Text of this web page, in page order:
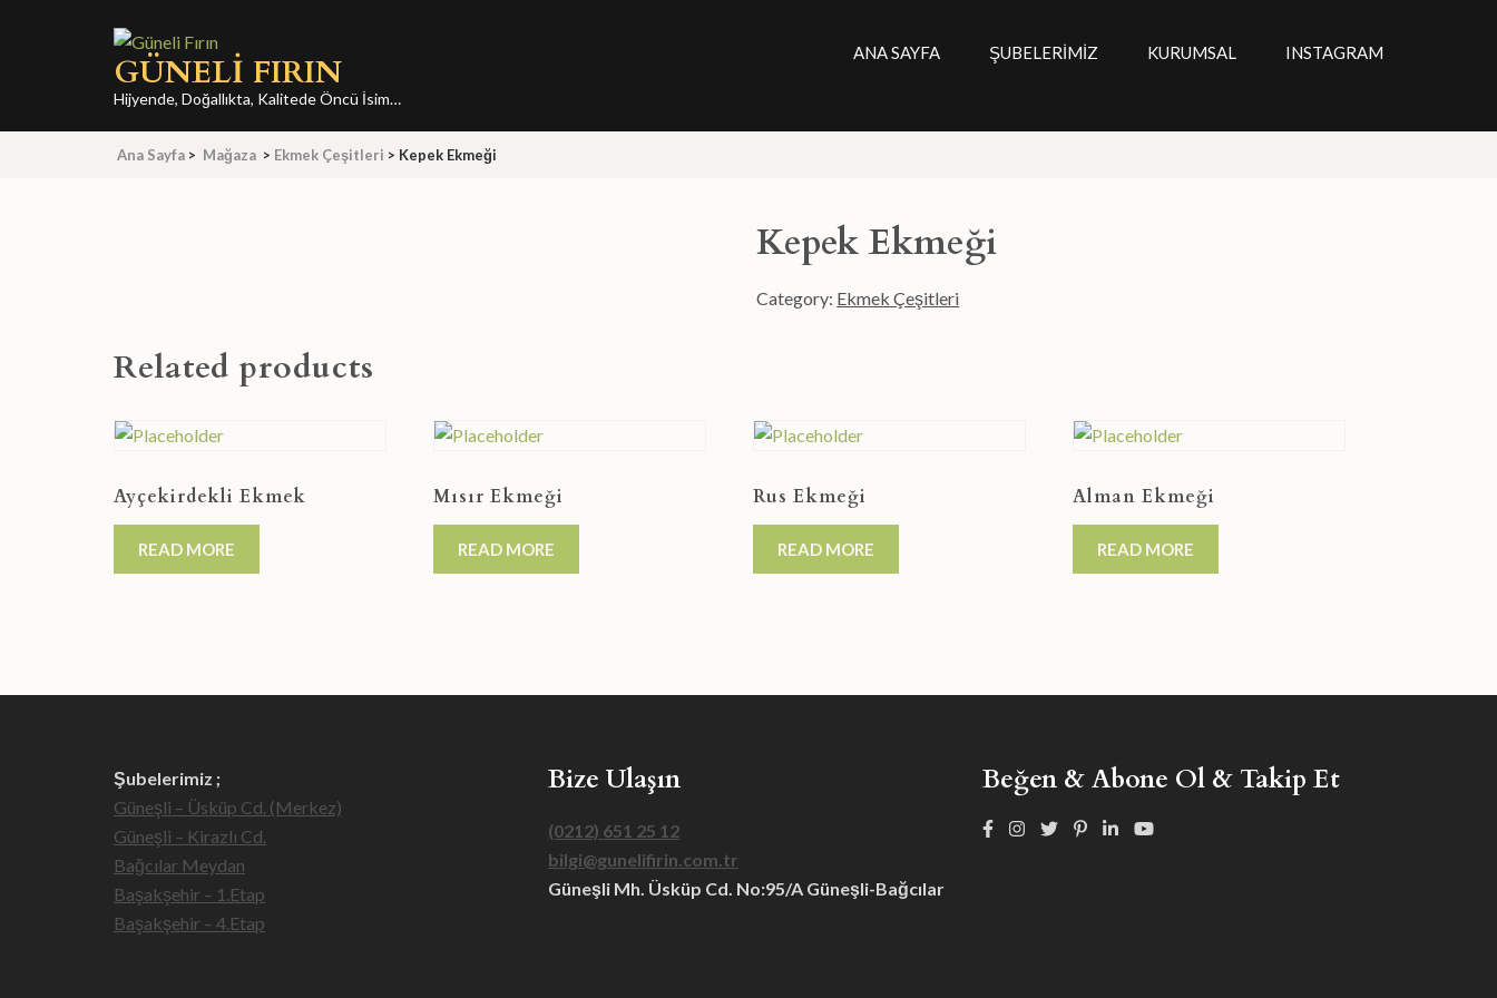
basın)
GÜNELI FIRIN
Hijyende, Doğallıkta, Kalitede Öncü İsim…
ANA SAYFA ŞUBELERIMIZ KURUMSAL INSTAGRAM
Ana Sayfa > Mağaza > Ekmek Çeşitleri > Kepek Ekmeği
Kepek Ekmeği
Category: Ekmek Çeşitleri
Related products
Ayçekirdekli Ekmek
READ MORE
Mısır Ekmeği
READ MORE
Rus Ekmeği
READ MORE
Alman Ekmeği
READ MORE
Şubelerimiz ;
Güneşli – Üsküp Cd. (Merkez)
Güneşli – Kirazlı Cd.
Bağcılar Meydan
Başakşehir – 1.Etap
Başakşehir – 4.Etap
Bize Ulaşın
(0212) 651 25 12
bilgi@gunelifirin.com.tr
Güneşli Mh. Üsküp Cd. No:95/A Güneşli-Bağcılar
Beğen & Abone Ol & Takip Et